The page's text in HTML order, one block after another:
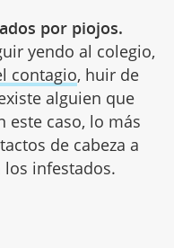
por piojos.
yendo al colegio,
contagio, huir de
alguien que
este caso, lo más
de cabeza a
los infestados.